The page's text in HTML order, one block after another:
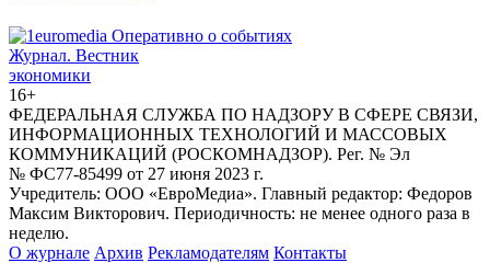
Журнал. Вестник
экономики
16+
ФЕДЕРАЛЬНАЯ СЛУЖБА ПО НАДЗОРУ В СФЕРЕ СВЯЗИ,
ИНФОРМАЦИОННЫХ ТЕХНОЛОГИЙ И МАССОВЫХ
КОММУНИКАЦИЙ (РОСКОМНАДЗОР). Рег. № Эл
№ ФС77-85499 от 27 июня 2023 г.
Учредитель: ООО «ЕвроМедиа». Главный редактор: Федоров
Максим Викторович. Периодичность: не менее одного раза в
неделю.
О журнале Архив Рекламодателям Контакты